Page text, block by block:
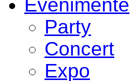
Evenimente
Party
Concert
Expo